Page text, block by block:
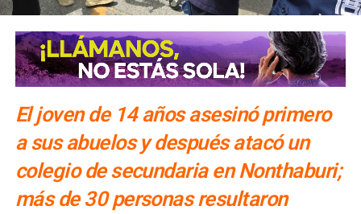
El joven de 14 años asesinó primero
a sus abuelos y después atacó un
colegio de secundaria en Nonthaburi;
más de 30 personas resultaron